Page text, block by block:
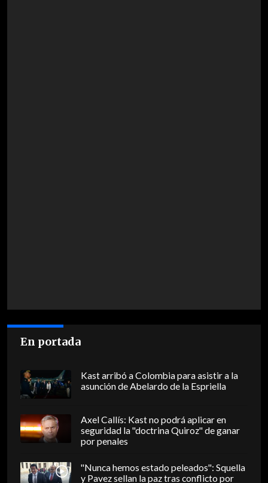
En portada
Kast arribó a Colombia para asistir a la
asunción de Abelardo de la Espriella
Axel Callís: Kast no podrá aplicar en
seguridad la "doctrina Quiroz" de ganar
por penales
"Nunca hemos estado peleados": Squella
y Pavez sellan la paz tras conflicto por